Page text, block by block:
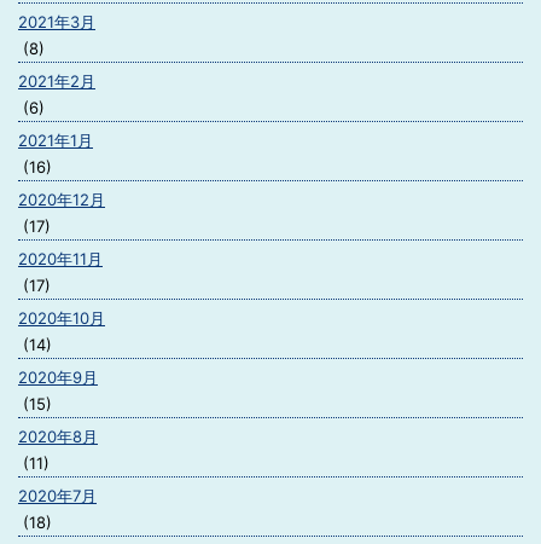
2021年3月
(8)
2021年2月
(6)
2021年1月
(16)
2020年12月
(17)
2020年11月
(17)
2020年10月
(14)
2020年9月
(15)
2020年8月
(11)
2020年7月
(18)